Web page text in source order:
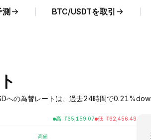
BTC/USDTを取引
への為替レートは、過去24時間で
高: ₹65,159.07 低: ₹62,456.49